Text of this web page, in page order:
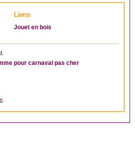
Liens
Jouet en bois
pour carnaval pas cher